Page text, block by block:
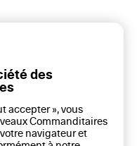
des
accepter », vous
Commanditaires
navigateur et